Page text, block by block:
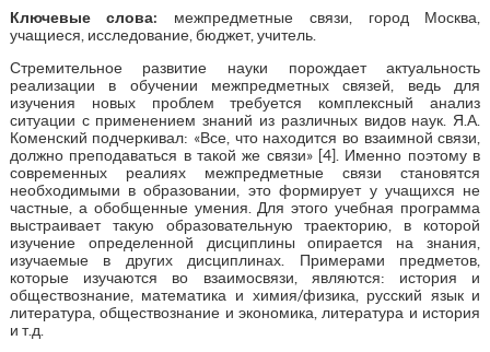
Ключевые слова: межпредметные связи, город Москва,
учащиеся, исследование, бюджет, учитель.
Стремительное развитие науки порождает актуальность
реализации в обучении межпредметных связей, ведь для
изучения новых проблем требуется комплексный анализ
ситуации с применением знаний из различных видов наук. Я.А.
Коменский подчеркивал: «Все, что находится во взаимной связи,
должно преподаваться в такой же связи» [4]. Именно поэтому в
современных реалиях межпредметные связи становятся
необходимыми в образовании, это формирует у учащихся не
частные, а обобщенные умения. Для этого учебная программа
выстраивает такую образовательную траекторию, в которой
изучение определенной дисциплины опирается на знания,
изучаемые в других дисциплинах. Примерами предметов,
которые изучаются во взаимосвязи, являются: история и
обществознание, математика и химия/физика, русский язык и
литература, обществознание и экономика, литература и история
и т.д.